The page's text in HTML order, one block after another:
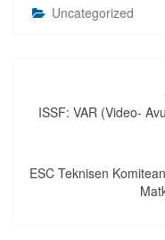
Uncategorized
selaus
ISSF: VAR (video-
ESC Teknisen